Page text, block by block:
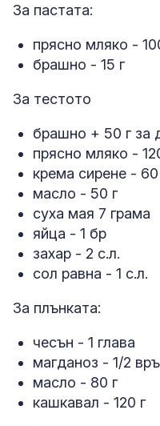
За пастата:
прясно мляко -
брашно - 15 г
За тестото
брашно + 50 г за
прясно мляко -
крема сирене - 60
масло - 50 г
суха мая 7 грама
яйца - 1 бр
захар - 2 с.л.
сол равна - 1 с.л.
За плънката:
чесън - 1 глава
магданоз - 1/2
масло - 80 г
кашкавал - 120 г